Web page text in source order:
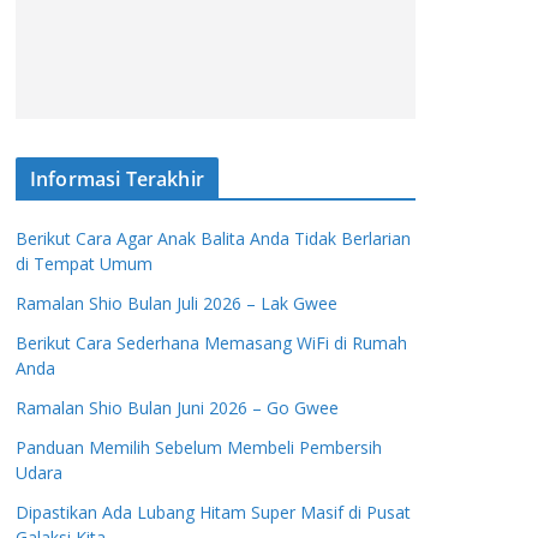
Informasi Terakhir
Berikut Cara Agar Anak Balita Anda Tidak Berlarian
di Tempat Umum
Ramalan Shio Bulan Juli 2026 – Lak Gwee
Berikut Cara Sederhana Memasang WiFi di Rumah
Anda
Ramalan Shio Bulan Juni 2026 – Go Gwee
Panduan Memilih Sebelum Membeli Pembersih
Udara
Dipastikan Ada Lubang Hitam Super Masif di Pusat